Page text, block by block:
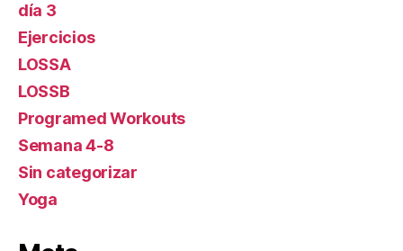
día 3
Ejercicios
LOSSA
LOSSB
Programed Workouts
Semana 4-8
Sin categorizar
Yoga